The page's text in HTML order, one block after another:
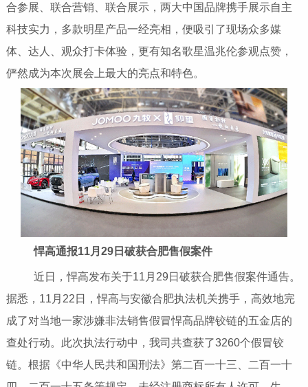
合参展、联合营销、联合展示，两大中国品牌携手展示自主
科技实力，多款明星产品一经亮相，便吸引了现场众多媒
体、达人、观众打卡体验，更有知名歌星温兆伦参观点赞，
俨然成为本次展会上最大的亮点和特色。
悍高通报11月29日破获合肥售假案件
近日，悍高发布关于11月29日破获合肥售假案件通告。
据悉，11月22日，悍高与安徽合肥执法机关携手，高效地完
成了对当地一家涉嫌非法销售假冒悍高品牌铰链的五金店的
查处行动。此次执法行动中，我司共查获了3260个假冒铰
链。根据《中华人民共和国刑法》第二百一十三、二百一十